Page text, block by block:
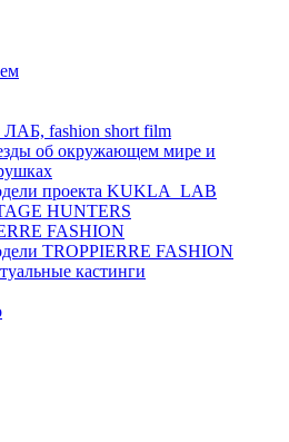
fashion short film
об окружающем мире и
проекта KUKLA_LAB
HUNTERS
FASHION
TROPPIERRE FASHION
кастинги